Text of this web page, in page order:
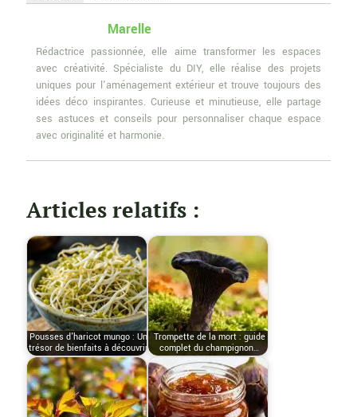
Marelle
Rédactrice passionnée, elle aime transformer les espaces
avec créativité. Spécialiste du DIY, elle réalise des projets
uniques pour l'aménagement extérieur et trouve toujours des
idées déco inspirantes. Curieuse et minutieuse, elle partage
ses astuces et conseils pour personnaliser chaque espace
avec originalité et harmonie.
Articles relatifs :
Pousses d'haricot mungo : Un
trésor de bienfaits à découvrir
Trompette de la mort : guide
complet du champignon…